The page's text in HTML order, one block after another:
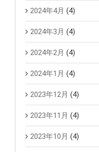
2024年4月 (4)
2024年3月 (4)
2024年2月 (4)
2024年1月 (4)
2023年12月 (4)
2023年11月 (4)
2023年10月 (4)